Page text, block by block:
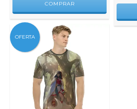
COMPRAR
OFERTA